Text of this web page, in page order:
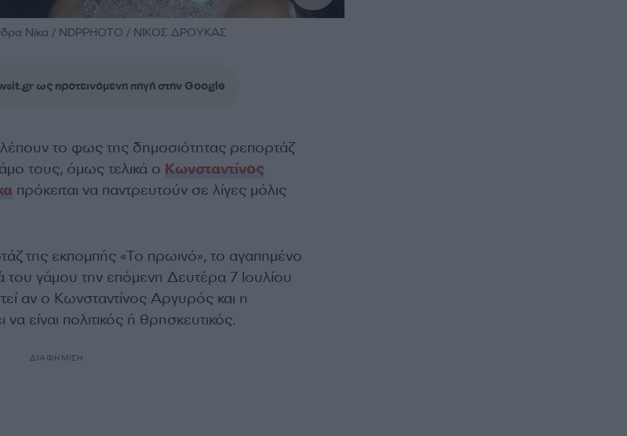
Νίκα / NDPPHOTO / ΝΙΚΟΣ ΔΡΟΥΚΑΣ
ως προτεινόμενη πηγή στην Google
το φως της δημοσιότητας ρεπορτάζ
τους, όμως τελικά ο Κωνσταντίνος
πρόκειται να παντρευτούν σε λίγες μόλις
της εκπομπής «Το πρωινό», το αγαπημένο
γάμου την επόμενη Δευτέρα 7 Ιουλίου
αν ο Κωνσταντίνος Αργυρός και η
είναι πολιτικός ή θρησκευτικός.
ΔΙΑΦΗΜΙΣΗ